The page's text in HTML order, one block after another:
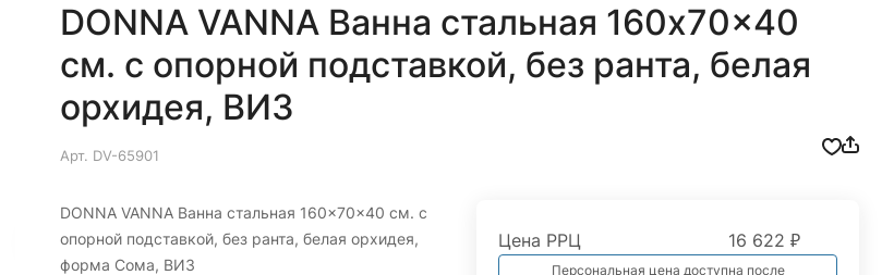
DONNA VANNA Ванна стальная 160x70x40
cм. с опорной подставкой, без ранта, белая
орхидея, ВИЗ
Арт. DV-65901
DONNA VANNA Ванна стальная 160x70x40 cм. с
опорной подставкой, без ранта, белая орхидея,
форма Сома, ВИЗ
Цена РРЦ 16 622 ₽
Персональная цена доступна после